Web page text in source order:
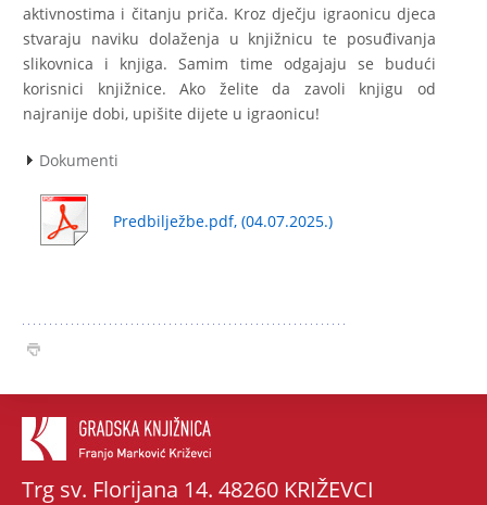
aktivnostima i čitanju priča. Kroz dječju igraonicu djeca
stvaraju naviku dolaženja u knjižnicu te posuđivanja
slikovnica i knjiga. Samim time odgajaju se budući
korisnici knjižnice. Ako želite da zavoli knjigu od
najranije dobi, upišite dijete u igraonicu!
Dokumenti
Predbilježbe.pdf, (04.07.2025.)
Trg sv. Florijana 14. 48260 KRIŽEVCI